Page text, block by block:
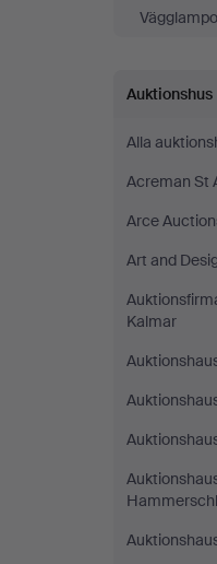
Auktionshus
Alla
Acreman St
Arce
Art and
Kalmar